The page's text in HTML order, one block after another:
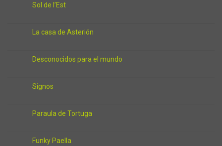
Sol de l’Est
La casa de Asterión
Desconocidos para el mundo
Signos
Paraula de Tortuga
Funky Paella